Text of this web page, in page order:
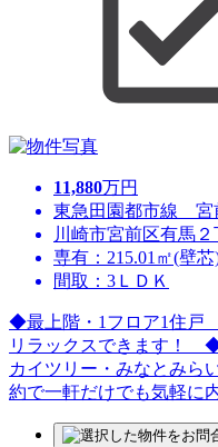
11,880万円
東急田園都市線 宮
川崎市宮前区有馬２
専有：215.01㎡(壁芯
間取：3ＬＤＫ
◆最上階・1フロア1住
リラックスできます！
カイツリー・みなとみ
約で一軒だけでも気軽に